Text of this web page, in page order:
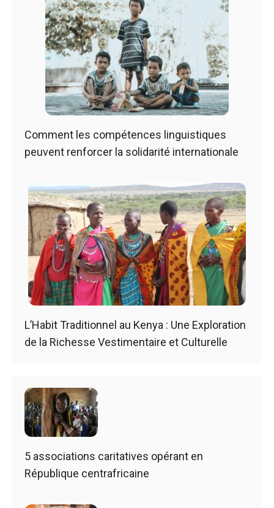
Comment les compétences linguistiques
peuvent renforcer la solidarité internationale
L’Habit Traditionnel au Kenya : Une Exploration
de la Richesse Vestimentaire et Culturelle
5 associations caritatives opérant en
République centrafricaine